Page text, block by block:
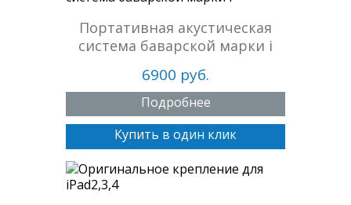
Портативная акустическая
система баварской марки i
6900 руб.
Подробнее
Купить в один клик